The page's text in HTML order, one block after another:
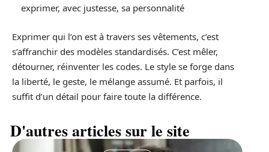
exprimer, avec justesse, sa personnalité
Exprimer qui l’on est à travers ses vêtements, c’est
s’affranchir des modèles standardisés. C’est mêler,
détourner, réinventer les codes. Le style se forge dans
la liberté, le geste, le mélange assumé. Et parfois, il
suffit d’un détail pour faire toute la différence.
D'autres articles sur le site